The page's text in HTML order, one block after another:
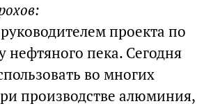
проекта по
нефтяного пека. Сегодня
во многих
производстве алюминия,